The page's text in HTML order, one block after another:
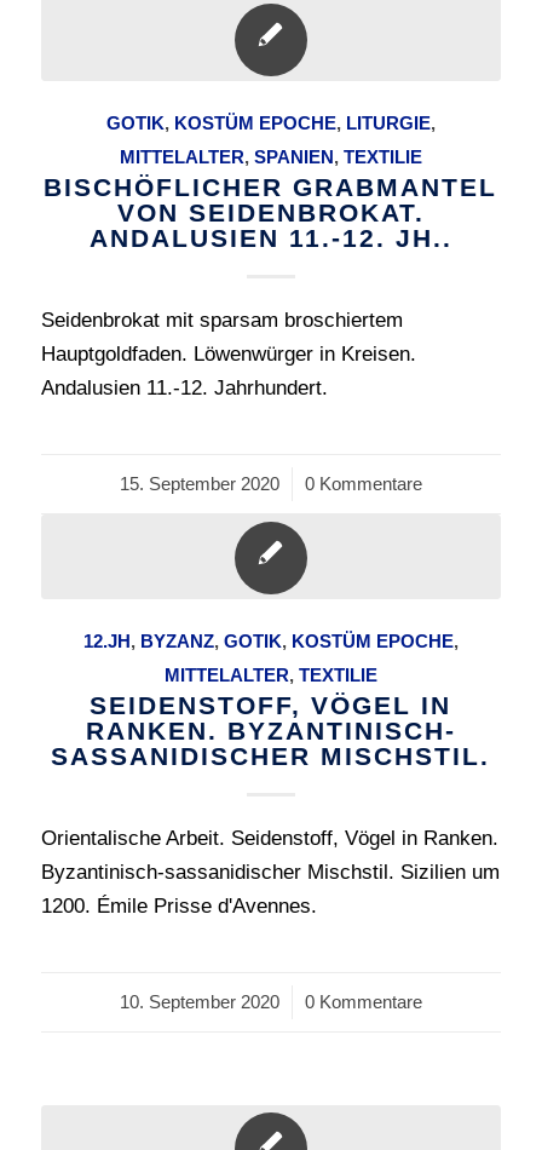
GOTIK, KOSTÜM EPOCHE, LITURGIE,
MITTELALTER, SPANIEN, TEXTILIE
BISCHÖFLICHER GRABMANTEL
VON SEIDENBROKAT.
ANDALUSIEN 11.-12. JH..
Seidenbrokat mit sparsam broschiertem
Hauptgoldfaden. Löwenwürger in Kreisen.
Andalusien 11.-12. Jahrhundert.
15. September 2020
/ 0 Kommentare
12.JH, BYZANZ, GOTIK, KOSTÜM EPOCHE,
MITTELALTER, TEXTILIE
SEIDENSTOFF, VÖGEL IN
RANKEN. BYZANTINISCH-
SASSANIDISCHER MISCHSTIL.
Orientalische Arbeit. Seidenstoff, Vögel in Ranken.
Byzantinisch-sassanidischer Mischstil. Sizilien um
1200. Émile Prisse d'Avennes.
10. September 2020
/ 0 Kommentare